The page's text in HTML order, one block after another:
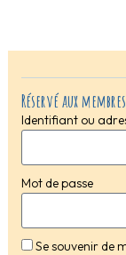
Réservé aux membres
Identifiant ou
Mot de passe
Se souvenir de